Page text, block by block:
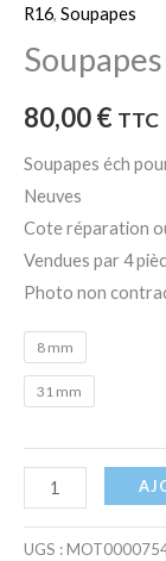
R16, Soupapes
80,00€ TTC
Soupapes éch
Neuves
Cote réparation
Vendues par 4
Photo non
8 mm
31 mm
UGS :